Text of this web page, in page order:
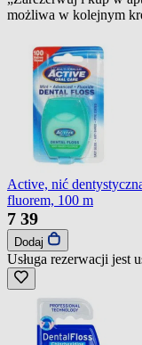
możliwa w kolejnym
Active, nić
fluorem, 100 m
7 39
Dodaj
Usługa rezerwacji jest